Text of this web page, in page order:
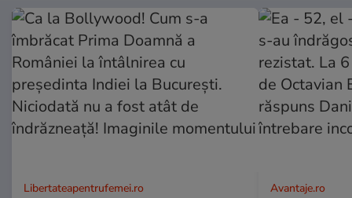
Libertateapentrufemei.ro Avantaje.ro